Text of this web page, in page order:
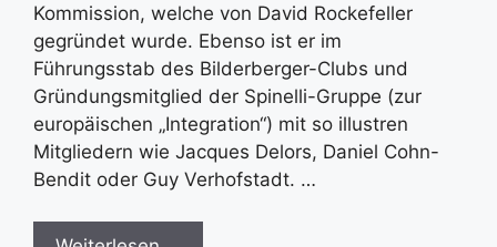
Kommission, welche von David Rockefeller
gegründet wurde. Ebenso ist er im
Führungsstab des Bilderberger-Clubs und
Gründungsmitglied der Spinelli-Gruppe (zur
europäischen „Integration“) mit so illustren
Mitgliedern wie Jacques Delors, Daniel Cohn-
Bendit oder Guy Verhofstadt. …